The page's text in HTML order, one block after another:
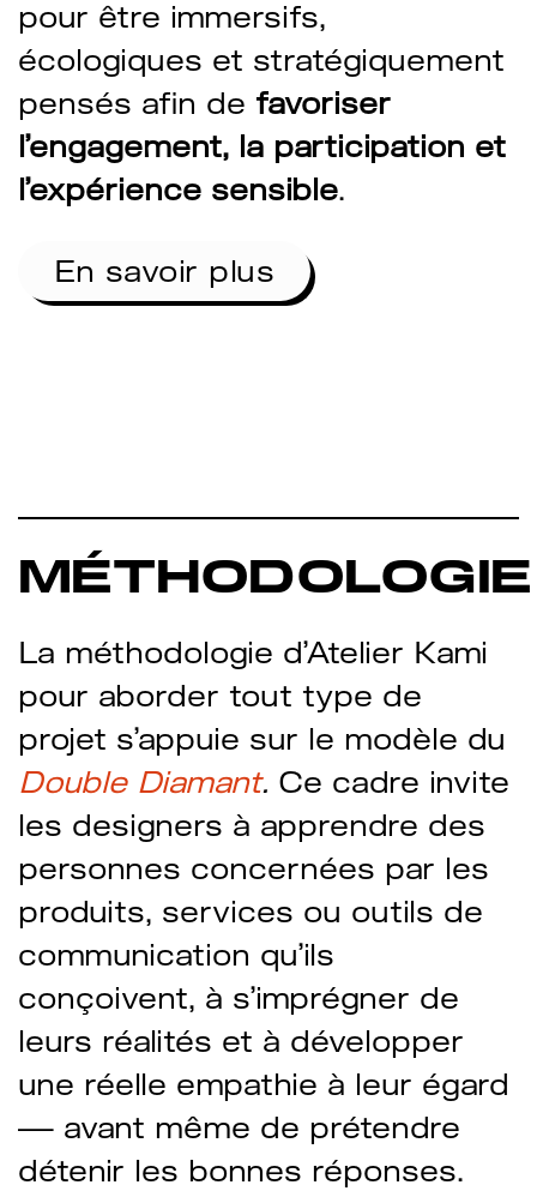
pour être immersifs,
écologiques et stratégiquement
pensés afin de favoriser
l’engagement, la participation et
l’expérience sensible.
En savoir plus
MÉTHODOLOGIE
La méthodologie d’Atelier Kami
pour aborder tout type de
projet s’appuie sur le modèle du
Double Diamant. Ce cadre invite
les designers à apprendre des
personnes concernées par les
produits, services ou outils de
communication qu’ils
conçoivent, à s’imprégner de
leurs réalités et à développer
une réelle empathie à leur égard
— avant même de prétendre
détenir les bonnes réponses.